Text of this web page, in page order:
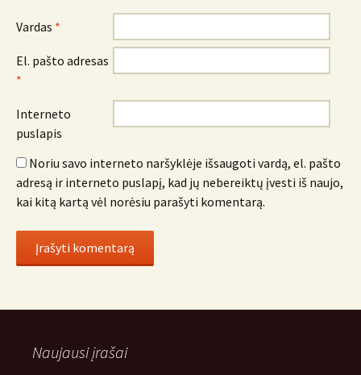
Vardas *
El. pašto adresas
*
Interneto
puslapis
Noriu savo interneto naršyklėje išsaugoti vardą, el. pašto
adresą ir interneto puslapį, kad jų nebereiktų įvesti iš naujo,
kai kitą kartą vėl norėsiu parašyti komentarą.
Naujausi įrašai